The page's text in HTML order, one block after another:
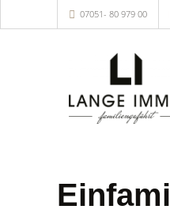
07051- 80 979 00